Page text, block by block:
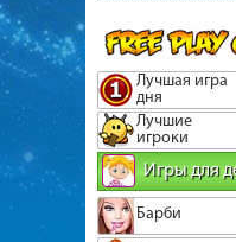
Лучшая игра
дня
Лучшие
игроки
Игры для
Барби